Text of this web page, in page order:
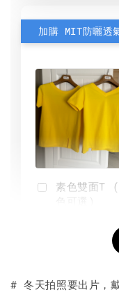
素色雙面T
# 冬天拍照要出片，